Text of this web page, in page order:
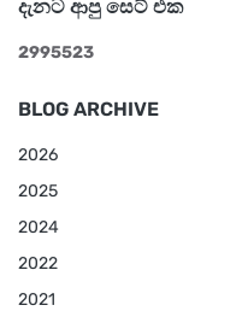
දැනට ආපු සෙට් එක
2995523
BLOG ARCHIVE
2026
2025
2024
2022
2021